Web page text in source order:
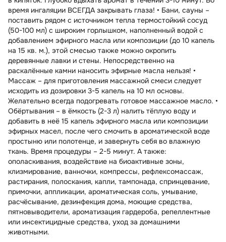
время ингаляции ВСЕГДА закрывать глаза! • Бани, сауны –
поставить рядом с источником тепла термостойкий сосуд
(50-100 мл) с широким горлышком, наполненный водой с
добавлением эфирного масла или композиции (до 10 капель
на 15 кв. м.), этой смесью также можно окропить
деревянные лавки и стены. Непосредственно на
раскалённые камни наносить эфирные масла нельзя! •
Массаж – для приготовления массажной смеси следует
исходить из дозировки 3-5 капель на 10 мл основы.
Желательно всегда подогревать готовое массажное масло. •
Обёртывания – в ёмкость (2-3 л) налить тёплую воду и
добавить в неё 15 капель эфирного масла или композиции
эфирных масел, после чего смочить в ароматической воде
простыню или полотенце, и завернуть себя во влажную
ткань. Время процедуры – 2-5 минут. А также:
ополаскивания, воздействие на биоактивные зоны,
клизмирование, ванночки, компрессы, рефлексомассаж,
растирания, полоскания, капли, тампонада, спринцевание,
примочки, аппликации, ароматическая соль, умывание,
расчёсывание, дезинфекция дома, моющие средства,
пятновыводители, ароматизация гардероба, репеллентные
или инсектицидные средства, уход за домашними
животными.